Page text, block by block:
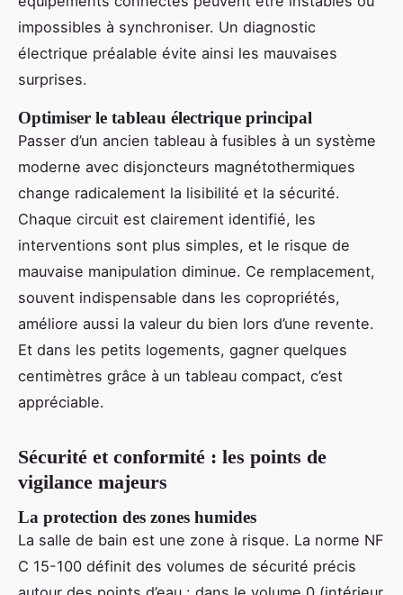
impossibles à synchroniser. Un diagnostic
électrique préalable évite ainsi les mauvaises
surprises.
Optimiser le tableau électrique principal
Passer d’un ancien tableau à fusibles à un système
moderne avec disjoncteurs magnétothermiques
change radicalement la lisibilité et la sécurité.
Chaque circuit est clairement identifié, les
interventions sont plus simples, et le risque de
mauvaise manipulation diminue. Ce remplacement,
souvent indispensable dans les copropriétés,
améliore aussi la valeur du bien lors d’une revente.
Et dans les petits logements, gagner quelques
centimètres grâce à un tableau compact, c’est
appréciable.
Sécurité et conformité : les points de
vigilance majeurs
La protection des zones humides
La salle de bain est une zone à risque. La norme NF
C 15-100 définit des volumes de sécurité précis